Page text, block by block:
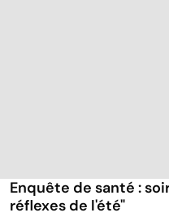
Enquête de santé :
réflexes de l'été"